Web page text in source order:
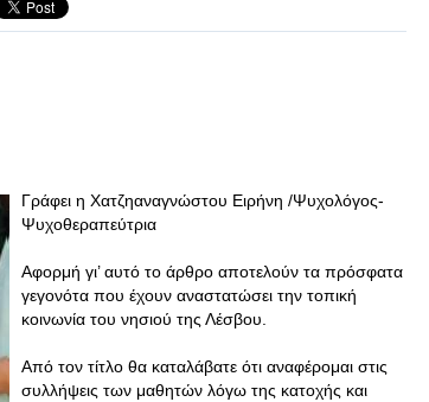
Γράφει η Χατζηαναγνώστου Ειρήνη /Ψυχολόγος-
Ψυχοθεραπεύτρια
Αφορμή γι’ αυτό το άρθρο αποτελούν τα πρόσφατα
γεγονότα που έχουν αναστατώσει την τοπική
κοινωνία του νησιού της Λέσβου.
Από τον τίτλο θα καταλάβατε ότι αναφέρομαι στις
συλλήψεις των μαθητών λόγω της κατοχής και